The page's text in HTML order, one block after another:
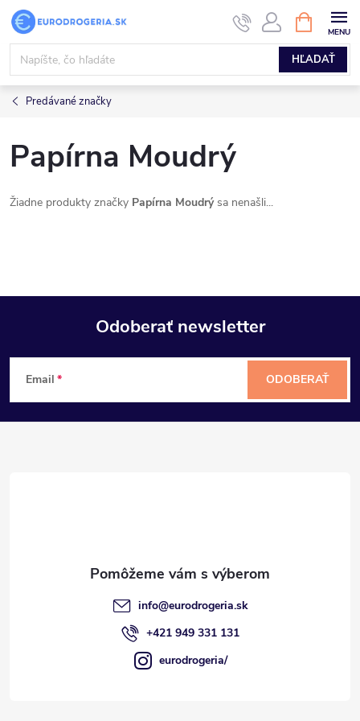
Prejsť
obsah
HĽADAŤ
KOŠÍK
Predávané značky
Papírna Moudrý
Žiadne produkty značky Papírna Moudrýsa nenašli...
Z
á
Odoberať newsletter
Email ODOBERAŤ
info@eurodrogeria.sk
+421 949 331 131
eurodrogeria/